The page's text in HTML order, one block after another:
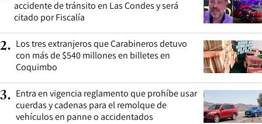
accidente de tránsito en Las Condes y será
citado por Fiscalía
2. Los tres extranjeros que Carabineros detuvo
con más de $540 millones en billetes en
Coquimbo
3. Entra en vigencia reglamento que prohíbe usar
cuerdas y cadenas para el remolque de
vehículos en panne o accidentados